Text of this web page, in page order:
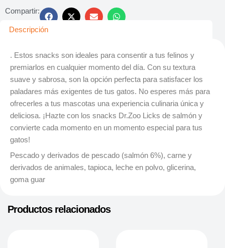
Compartir:
Descripción
. Estos snacks son ideales para consentir a tus felinos y
premiarlos en cualquier momento del día. Con su textura
suave y sabrosa, son la opción perfecta para satisfacer los
paladares más exigentes de tus gatos. No esperes más para
ofrecerles a tus mascotas una experiencia culinaria única y
deliciosa. ¡Hazte con los snacks Dr.Zoo Licks de salmón y
convierte cada momento en un momento especial para tus
gatos!
Pescado y derivados de pescado (salmón 6%), carne y
derivados de animales, tapioca, leche en polvo, glicerina,
goma guar
Productos relacionados